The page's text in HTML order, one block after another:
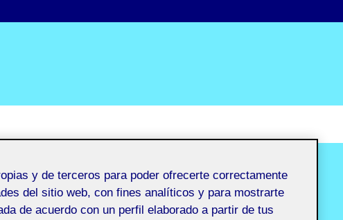
y de terceros para poder ofrecerte correctamente
del sitio web, con fines analíticos y para mostrarte
de acuerdo con un perfil elaborado a partir de tus